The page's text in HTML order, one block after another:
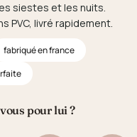
siestes et les nuits.
PVC, livré rapidement.
fabriqué en france
pour lui ?